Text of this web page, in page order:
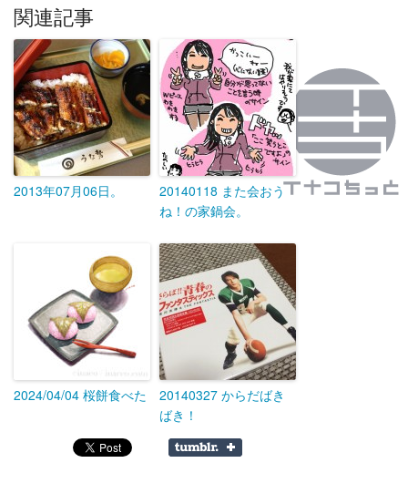
関連記事
2013年07月06日。
20140118 また会おう
ね！の家鍋会。
2024/04/04 桜餅食べた
20140327 からだばき
ばき！